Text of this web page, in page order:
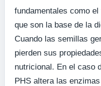
fundamentales como el
que son la base de la
Cuando las semillas
pierden sus
nutricional. En el caso
PHS altera las